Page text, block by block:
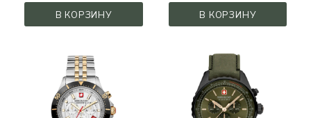
В КОРЗИНУ В КОРЗИНУ